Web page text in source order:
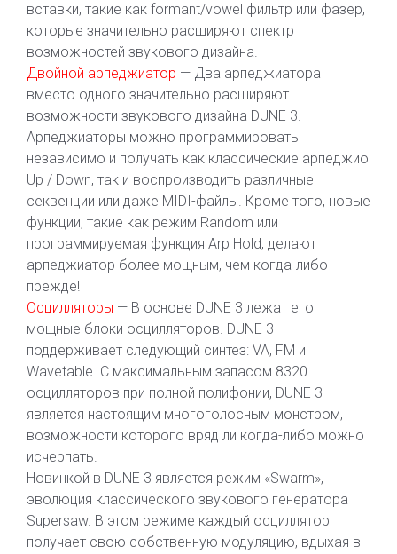
вставки, такие как formant/vowel фильтр или фазер,
которые значительно расширяют спектр
возможностей звукового дизайна.
Двойной арпеджиатор — Два арпеджиатора
вместо одного значительно расширяют
возможности звукового дизайна DUNE 3.
Арпеджиаторы можно программировать
независимо и получать как классические арпеджио
Up / Down, так и воспроизводить различные
секвенции или даже MIDI-файлы. Кроме того, новые
функции, такие как режим Random или
программируемая функция Arp Hold, делают
арпеджиатор более мощным, чем когда-либо
прежде!
Осцилляторы — В основе DUNE 3 лежат его
мощные блоки осцилляторов. DUNE 3
поддерживает следующий синтез: VA, FM и
Wavetable. С максимальным запасом 8320
осцилляторов при полной полифонии, DUNE 3
является настоящим многоголосным монстром,
возможности которого вряд ли когда-либо можно
исчерпать.
Новинкой в DUNE 3 является режим «Swarm»,
эволюция классического звукового генератора
Supersaw. В этом режиме каждый осциллятор
получает свою собственную модуляцию, вдыхая в